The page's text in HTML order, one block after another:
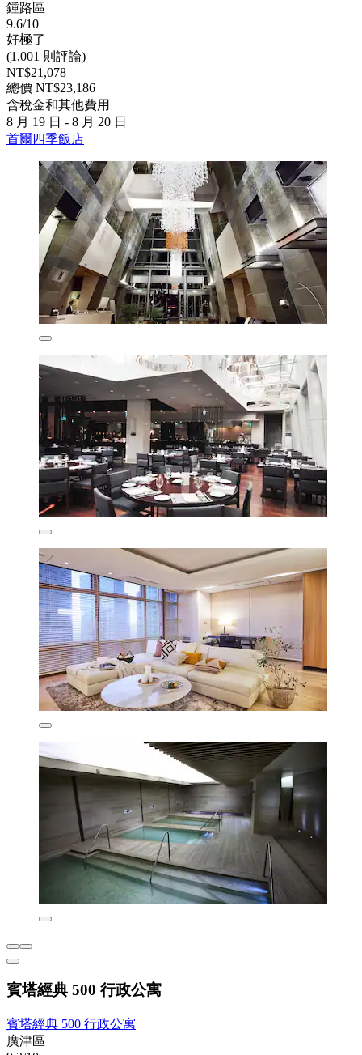
鍾路區
9.6/10
好極了
(1,001 則評論)
NT$21,078
總價 NT$23,186
含稅金和其他費用
8 月 19 日 - 8 月 20 日
首爾四季飯店
賓塔經典 500 行政公寓
賓塔經典 500 行政公寓
廣津區